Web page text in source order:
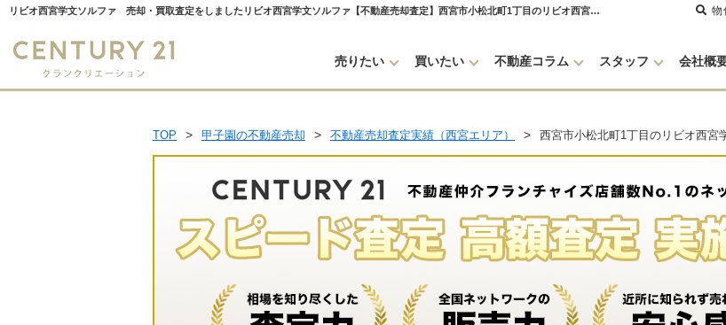
リビオ西宮学文ソルファ 売却・買取査定をしましたリビオ西宮学文ソルファ【不動産売却査定】西宮市小松北町1丁目のリビオ西宮学文ソルファ | 甲子園の不動産売却・買取・住宅購入はセンチュリー21グランクリエーション
売りたい 買いたい 不動産コラム スタッフ 会社概
TOP 甲子園の不動産売却 不動産売却査定実績（西宮エリア） 西宮市小松北町1丁目のリビオ西宮
物